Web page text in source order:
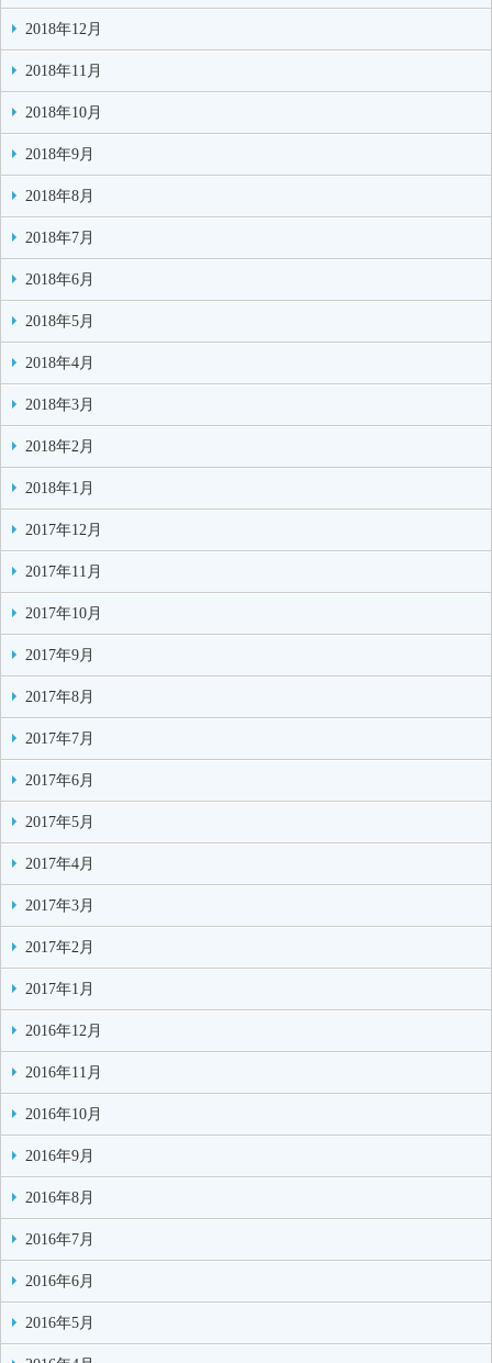
2018年12月
2018年11月
2018年10月
2018年9月
2018年8月
2018年7月
2018年6月
2018年5月
2018年4月
2018年3月
2018年2月
2018年1月
2017年12月
2017年11月
2017年10月
2017年9月
2017年8月
2017年7月
2017年6月
2017年5月
2017年4月
2017年3月
2017年2月
2017年1月
2016年12月
2016年11月
2016年10月
2016年9月
2016年8月
2016年7月
2016年6月
2016年5月